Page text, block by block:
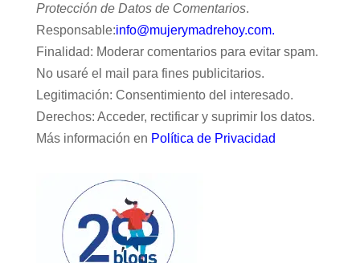
Protección de Datos de Comentarios.
Responsable:info@mujerymadrehoy.com.
Finalidad: Moderar comentarios para evitar spam.
No usaré el mail para fines publicitarios.
Legitimación: Consentimiento del interesado.
Derechos: Acceder, rectificar y suprimir los datos.
Más información en Política de Privacidad